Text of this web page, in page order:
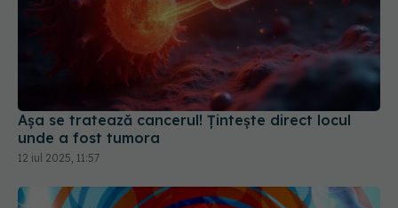
Așa se tratează cancerul! Țintește direct locul
unde a fost tumora
12 iul 2025, 11:57